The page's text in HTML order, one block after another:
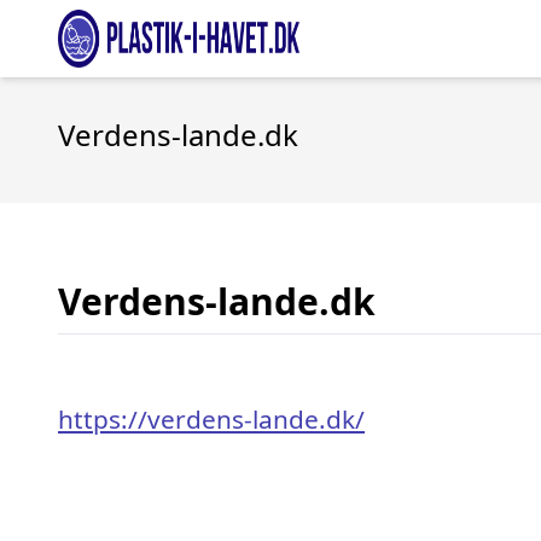
Verdens-lande.dk
Verdens-lande.dk
https://verdens-lande.dk/